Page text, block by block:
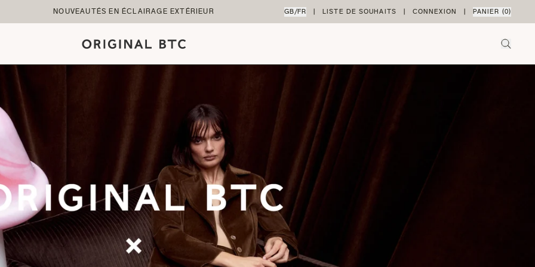
NOUVEAUTÉS EN ÉCLAIRAGE EXTÉRIEUR GB/FR | LISTE DE SOUHAITS | CONNEXION | PANIER (0)